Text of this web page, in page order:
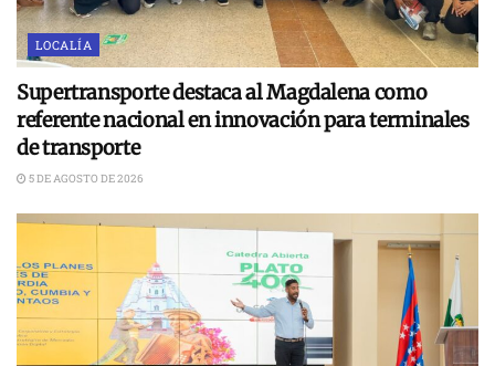
LOCALÍA
Supertransporte destaca al Magdalena como
referente nacional en innovación para terminales
de transporte
5 DE AGOSTO DE 2026